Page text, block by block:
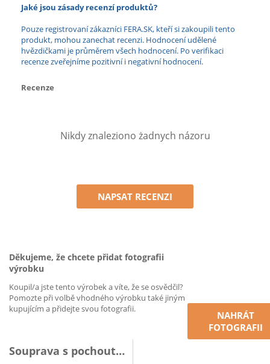
Jaké jsou zásady recenzí produktů?
Pouze registrovaní zákazníci FERA.SK, kteří si zakoupili tento
produkt, mohou zanechat recenzi. Hodnocení udělené
hvězdičkami je průměrem všech hodnocení. Po verifikaci
recenze zveřejníme pozitivní i negativní hodnocení.
Recenze
Nikdy znaleziono żadnych názoru
NAPSAT RECENZI
Děkujeme, že chcete přidat fotografii
výrobku
Koupil/a jste tento výrobek a víte, že se osvědčil?
Pomozte při volbě vhodného výrobku také jiným
kupujícím a přidejte svou fotografii.
NAHRÁT
FOTOGRAFII
Souprava s pochoutkou